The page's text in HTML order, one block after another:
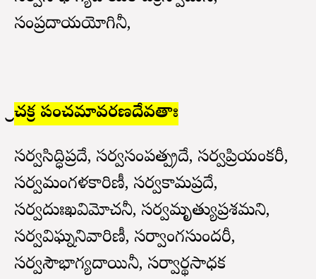
సంప్రదాయయోగినీ,
శ్రీచక్ర పంచమావరణదేవతాః
సర్వసిద్ధిప్రదే, సర్వసంపత్ప్రదే, సర్వప్రియంకరీ,
సర్వమంగళకారిణీ, సర్వకామప్రదే,
సర్వదుఃఖవిమోచనీ, సర్వమృత్యుప్రశమని,
సర్వవిఘ్ననివారిణీ, సర్వాంగసుందరీ,
సర్వసౌభాగ్యదాయినీ, సర్వార్థసాధక